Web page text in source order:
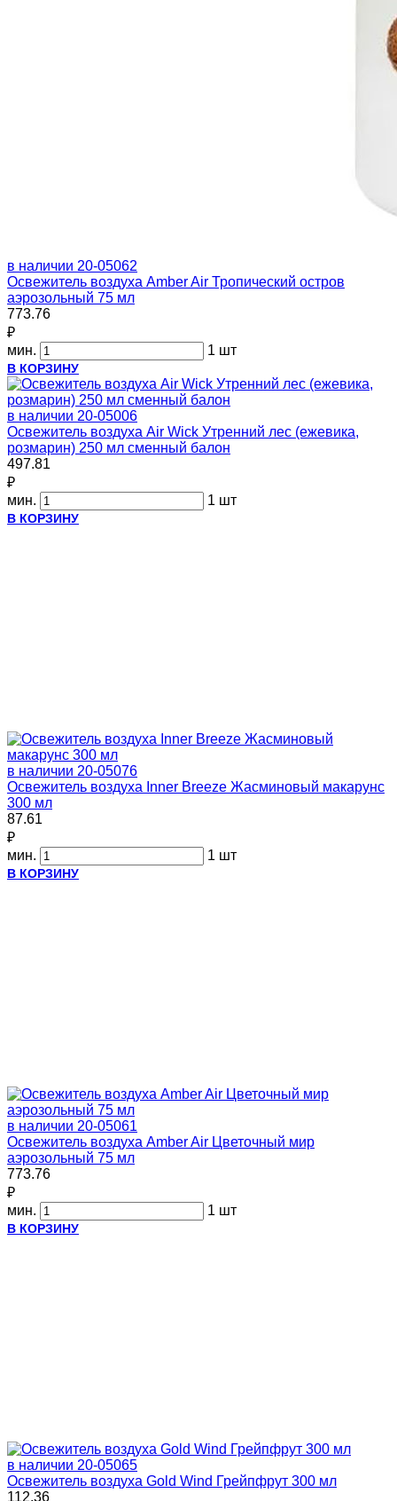
в наличии 20-05062
Освежитель воздуха Amber Air Тропический остров
аэрозольный 75 мл
773.76
₽
мин.
1 шт
В КОРЗИНУ
в наличии 20-05006
Освежитель воздуха Air Wick Утренний лес (ежевика,
розмарин) 250 мл сменный балон
497.81
₽
мин.
1 шт
В КОРЗИНУ
в наличии 20-05076
Освежитель воздуха Inner Breeze Жасминовый макарунс
300 мл
87.61
₽
мин.
1 шт
В КОРЗИНУ
в наличии 20-05061
Освежитель воздуха Amber Air Цветочный мир
аэрозольный 75 мл
773.76
₽
мин.
1 шт
В КОРЗИНУ
в наличии 20-05065
Освежитель воздуха Gold Wind Грейпфрут 300 мл
112.36